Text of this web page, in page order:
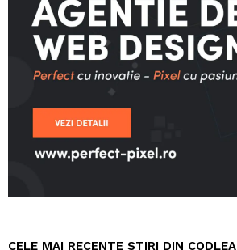
CELE MAI RECENTE STIRI DIN CODLEA